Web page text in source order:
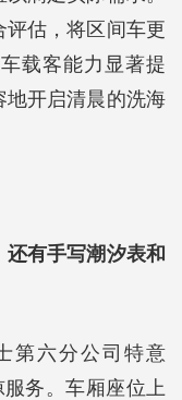
估，将区间车更
载客能力显著提
地开启清晨的洗海
有手写潮汐表和
第六分公司特意
服务。车厢座位上